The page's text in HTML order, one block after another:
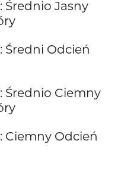
Średnio Jasny
Średni Odcień
Średnio Ciemny
Ciemny Odcień